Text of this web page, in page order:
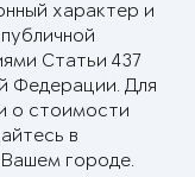
характер и
Статьи 437
Федерации. Для
о стоимости
в
городе.